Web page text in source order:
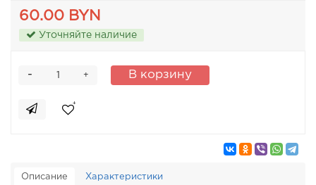
60.00 BYN
Уточняйте наличие
+
- В корзину
Описание Характеристики